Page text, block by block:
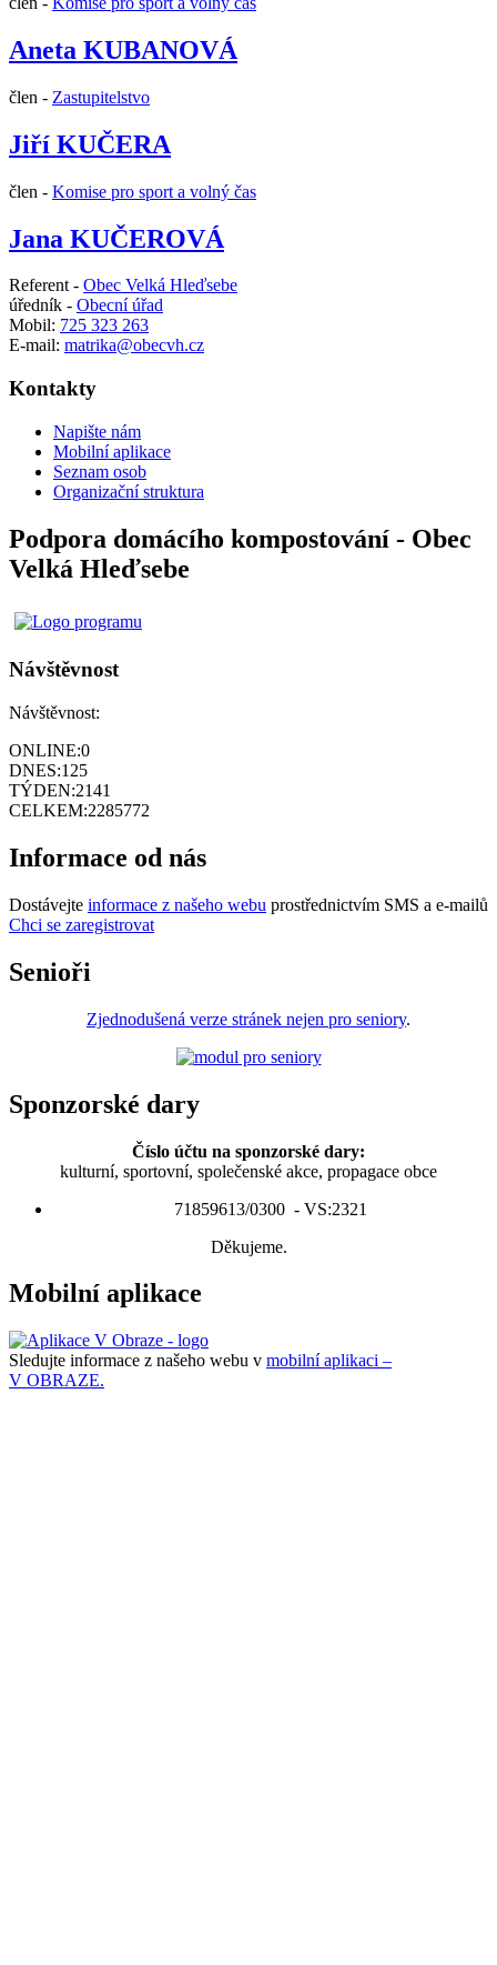
Aneta KUBANOVÁ
člen - Zastupitelstvo
Jiří KUČERA
člen - Komise pro sport a volný čas
Jana KUČEROVÁ
Referent - Obec Velká Hleďsebe
úředník - Obecní úřad
Mobil: 725 323 263
E-mail: matrika@obecvh.cz
Kontakty
Napište nám
Mobilní aplikace
Seznam osob
Organizační struktura
Podpora domácího kompostování - Obec
Velká Hleďsebe
Návštěvnost
Návštěvnost:
ONLINE:0
DNES:125
TÝDEN:2141
CELKEM:2285772
Informace od nás
Dostávejte informace z našeho webu prostřednictvím SMS a e-mailů
Chci se zaregistrovat
Senioři
Zjednodušená verze stránek nejen pro seniory.
Sponzorské dary
Číslo účtu na sponzorské dary:
kulturní, sportovní, společenské akce, propagace obce
71859613/0300 - VS:2321
Děkujeme.
Mobilní aplikace
Sledujte informace z našeho webu v mobilní aplikaci –
V OBRAZE.